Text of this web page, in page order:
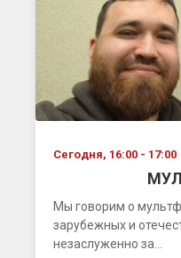
Сегодня, 16:00 - 17:00
Мы говорим о
зарубежных и
незаслуженно за...